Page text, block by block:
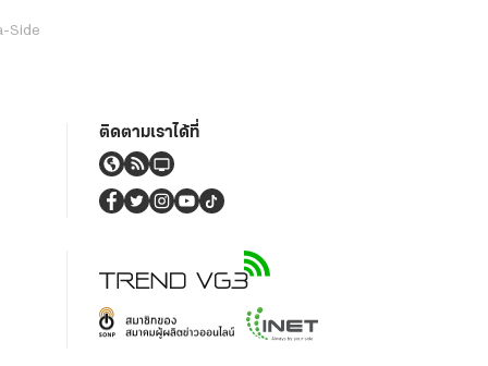
Side
ติดตามเราได้ที่